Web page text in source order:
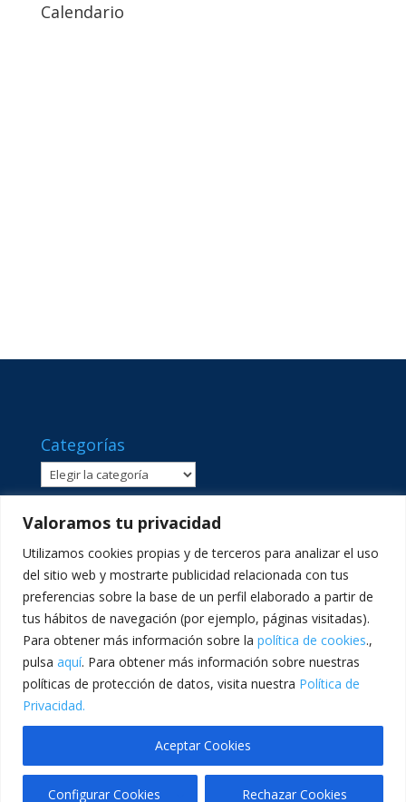
Valoramos tu privacidad
Utilizamos cookies propias y de terceros para analizar el uso
del sitio web y mostrarte publicidad relacionada con tus
preferencias sobre la base de un perfil elaborado a partir de
tus hábitos de navegación (por ejemplo, páginas visitadas).
Para obtener más información sobre la política de cookies.,
pulsa aquí. Para obtener más información sobre nuestras
políticas de protección de datos, visita nuestra Política de
Privacidad.
Configurar Cookies Rechazar Cookies
Aceptar Cookies
Calendario
Categorías
Categorías
C/ Sant Lluís Beltrán, 8 · 46980 · Paterna, València ·
Telf: 961365540 · comunicacion@lasallevp.es